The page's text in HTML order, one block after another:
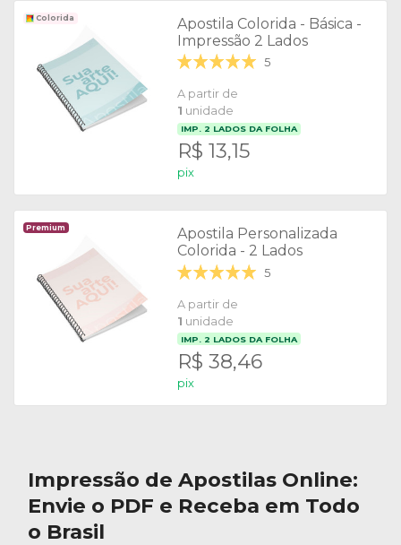
Colorida
Apostila Colorida - Básica -
Impressão 2 Lados
5
A partir de
1 unidade
IMP. 2 LADOS DA FOLHA
R$ 13,15
pix
Premium
Apostila Personalizada
Colorida - 2 Lados
5
A partir de
1 unidade
IMP. 2 LADOS DA FOLHA
R$ 38,46
pix
Impressão de Apostilas Online:
Envie o PDF e Receba em Todo
o Brasil